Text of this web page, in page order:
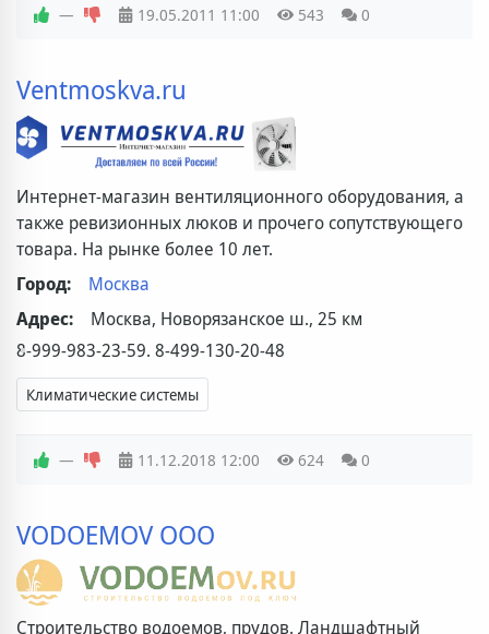
— 19.05.2011 11:00 543 0
Ventmoskva.ru
Интернет-магазин вентиляционного оборудования, а
также ревизионных люков и прочего сопутствующего
товара. На рынке более 10 лет.
Город:
Москва
Адрес:
Москва, Новорязанское ш., 25 км
8-999-983-23-59. 8-499-130-20-48
Климатические системы
— 11.12.2018 12:00 624 0
VODOEMOV ООО
Строительство водоемов, прудов. Ландшафтный